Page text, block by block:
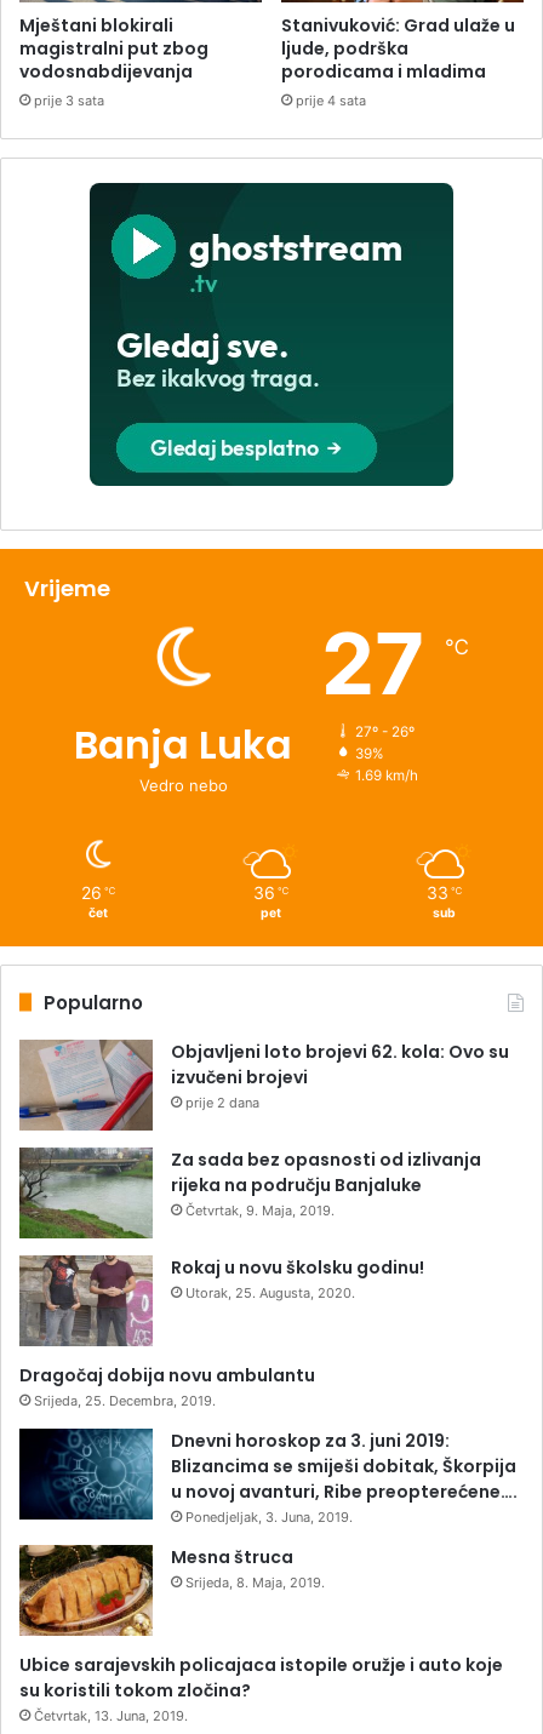
Mještani blokirali
magistralni put zbog
vodosnabdijevanja
prije 3 sata
Stanivuković: Grad ulaže u
ljude, podrška
porodicama i mladima
prije 4 sata
Vrijeme
Banja Luka
Vedro nebo
27 ℃
27º - 26º
39%
1.69 km/h
26 ℃
čet
36 ℃
pet
33 ℃
sub
Popularno
Objavljeni loto brojevi 62. kola: Ovo su
izvučeni brojevi
prije 2 dana
Za sada bez opasnosti od izlivanja
rijeka na području Banjaluke
Četvrtak, 9. Maja, 2019.
Rokaj u novu školsku godinu!
Utorak, 25. Augusta, 2020.
Dragočaj dobija novu ambulantu
Srijeda, 25. Decembra, 2019.
Dnevni horoskop za 3. juni 2019:
Blizancima se smiješi dobitak, Škorpija
u novoj avanturi, Ribe preopterećene….
Ponedjeljak, 3. Juna, 2019.
Mesna štruca
Srijeda, 8. Maja, 2019.
Ubice sarajevskih policajaca istopile oružje i auto koje
su koristili tokom zločina?
Četvrtak, 13. Juna, 2019.